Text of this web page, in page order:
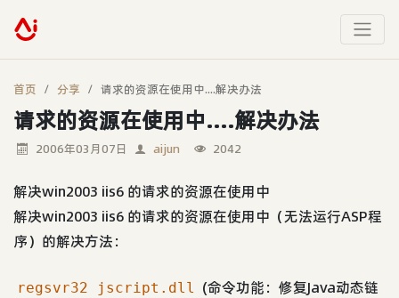
首页 分享 请求的资源在使用中....解决办法
请求的资源在使用中....解决办法
2006年03月07日 aijun 2042
解决win2003 iis6 的请求的资源在使用中
解决win2003 iis6 的请求的资源在使用中（无法运行ASP程
序）的解决方法：
regsvr32 jscript.dll (命令功能：修复Java动态链